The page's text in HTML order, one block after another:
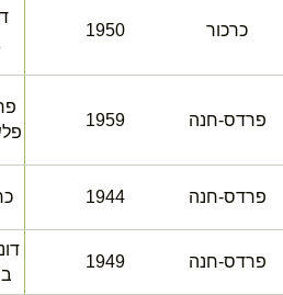
כרכור 1950
פרדס-חנה 1959
פרדס-חנה 1944
פרדס-חנה 1949